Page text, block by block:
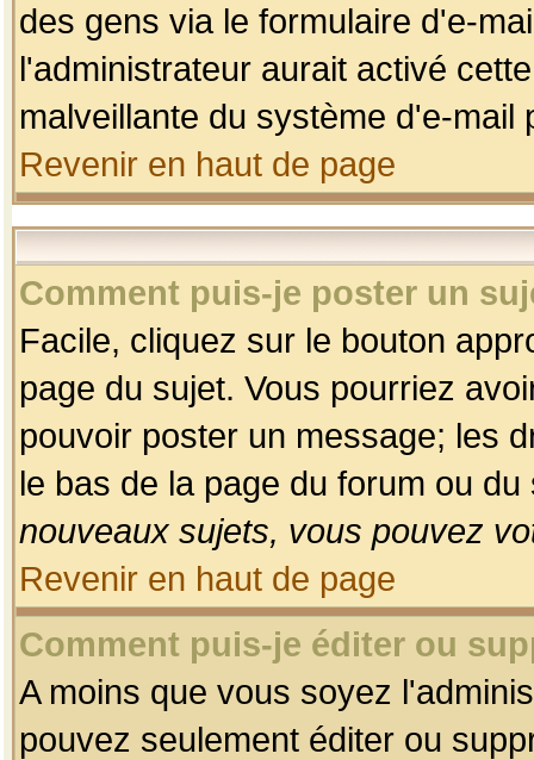
des gens via le formulaire d'e-
l'administrateur aurait activé
malveillante du système d'e-
Revenir en haut de page
Comment puis-je poster un
Facile, cliquez sur le bouton
page du sujet. Vous pourriez
pouvoir poster un message; les
le bas de la page du forum ou
nouveaux sujets, vous pouvez
Revenir en haut de page
Comment puis-je éditer ou
A moins que vous soyez
pouvez seulement éditer ou